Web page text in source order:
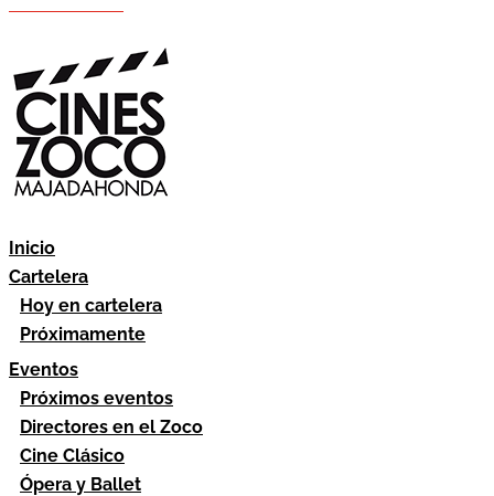
Inicio
Cartelera
Hoy en cartelera
Próximamente
Eventos
Próximos eventos
Directores en el Zoco
Cine Clásico
Ópera y Ballet